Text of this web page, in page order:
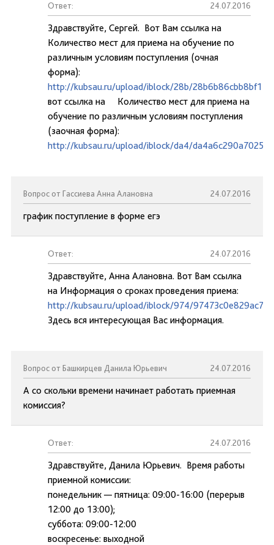
Ответ: 24.07.2016
Здравствуйте, Сергей. Вот Вам ссылка на
Количество мест для приема на обучение по
различным условиям поступления (очная
форма):
http://kubsau.ru/upload/iblock/28b/
вот ссылка на Количество мест для приема на
обучение по различным условиям поступления
(заочная форма):
http://kubsau.ru/upload/iblock/da4/
Вопрос от Гассиева Анна Алановна 24.07.2016
график поступление в форме егэ
Ответ: 24.07.2016
Здравствуйте, Анна Алановна. Вот Вам ссылка
на Информация о сроках проведения приема:
http://kubsau.ru/upload/iblock/974/
Здесь вся интересующая Вас информация.
Вопрос от Башкирцев Данила Юрьевич 24.07.2016
А со скольки времени начинает работать приемная
комиссия?
Ответ: 24.07.2016
Здравствуйте, Данила Юрьевич. Время работы
приемной комиссии:
понедельник — пятница: 09:00-16:00 (перерыв
12:00 до 13:00);
суббота: 09:00-12:00
воскресенье: выходной